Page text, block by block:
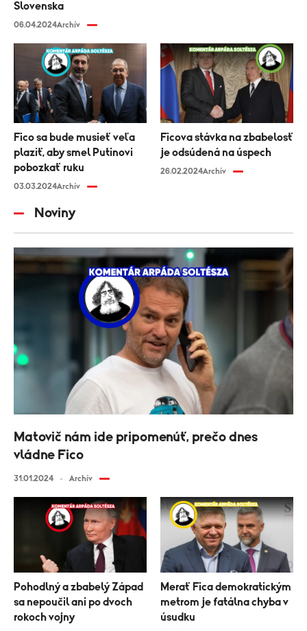
Slovenska
06.04.2024Archív
Fico sa bude musieť veľa
plaziť, aby smel Putinovi
pobozkať ruku
03.03.2024Archív
Ficova stávka na zbabelosť
je odsúdená na úspech
26.02.2024Archív
Noviny
Pohodlný a zbabelý Západ
sa nepoučil ani po dvoch
rokoch vojny
Merať Fica demokratickým
metrom je fatálna chyba v
úsudku
Matovič nám ide pripomenúť, prečo dnes
vládne Fico
31.01.2024 Archív